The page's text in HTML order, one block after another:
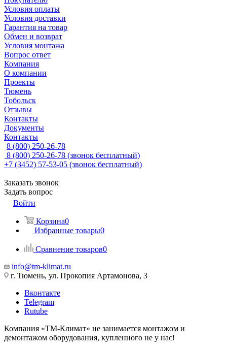
Условия оплаты
Условия доставки
Гарантия на товар
Обмен и возврат
Условия монтажа
Вопрос ответ
Компания
О компании
Проекты
Тюмень
Тобольск
Отзывы
Контакты
Документы
Контакты
8 (800) 250-26-78
8 (800) 250-26-78 (звонок бесплатный)
+7 (3452) 57-53-05 (звонок бесплатный)
Заказать звонок
Задать вопрос
Войти
Корзина0
Избранные товары0
Сравнение товаров0
info@tm-klimat.ru
г. Тюмень, ул. Прокопия Артамонова, 3
Вконтакте
Telegram
Rutube
Компания «ТМ-Климат» не занимается монтажом и
демонтажом оборудования, купленного не у нас!